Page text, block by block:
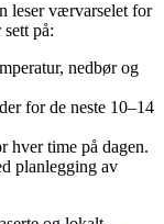
leser værvarselet for
på:
nedbør og
for de neste 10–14
hver time på dagen.
planlegging av